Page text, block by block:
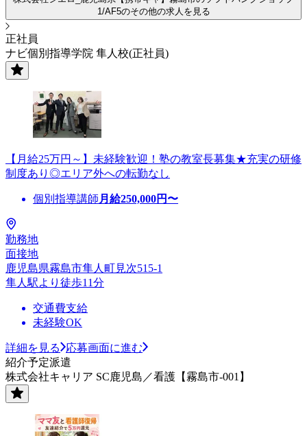
1/AF5のその他の求人を見る
正社員
ナビ個別指導学院 隼人校(正社員)
【月給25万円～】未経験歓迎！塾の教室長募集★充実の研修
制度あり◎エリア外への転勤なし
個別指導講師 月給250,000円〜
勤務地
面接地
鹿児島県霧島市隼人町見次515-1
隼人駅より徒歩11分
交通費支給
未経験OK
詳細を見る
応募画面に進む
紹介予定派遣
株式会社キャリア SC鹿児島／看護【霧島市-001】